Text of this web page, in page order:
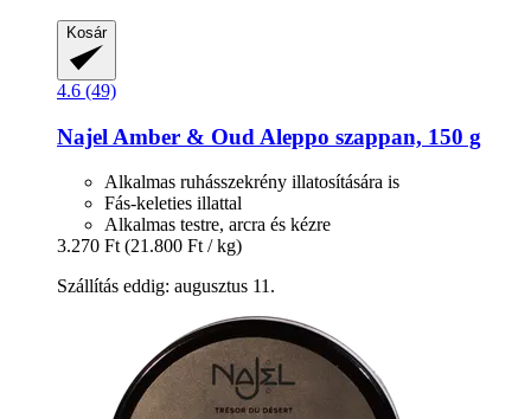
Kosár
4.6 (49)
Najel Amber & Oud Aleppo szappan, 150 g
Alkalmas ruhásszekrény illatosítására is
Fás-keleties illattal
Alkalmas testre, arcra és kézre
3.270 Ft (21.800 Ft / kg)
Szállítás eddig: augusztus 11.